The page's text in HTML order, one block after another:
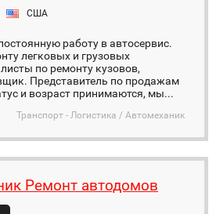
США
работу в автосервис.
легковых и грузовых
по ремонту кузовов,
Представитель по продажам
и возраст принимаются, мы...
Транспорт - Логистика / Автомеханик
Ремонт автодомов